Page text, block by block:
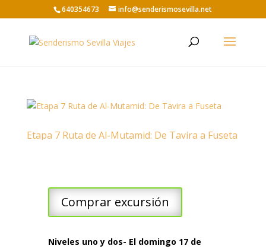
640354673 info@senderismosevilla.net
Etapa 7 Ruta de Al-Mutamid: De Tavira a Fuseta
Comprar excursión
Niveles uno y dos- El domingo 17 de